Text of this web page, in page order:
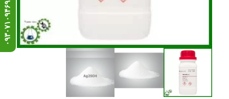
ه
ن
د
س
د
ی
ز
ج
ی
۰
۹
۳
۰
۷
۱
۰
۹
۴
۶